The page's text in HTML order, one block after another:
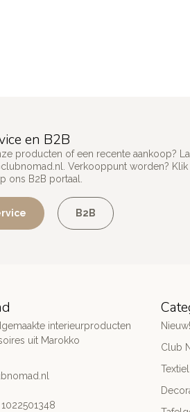
en B2B
producten of een recente aankoop?
. Verkooppunt worden?
ons B2B portaal.
B2B
interieurproducten
uit Marokko
1022501348
Nieuw!
Club
Textiel